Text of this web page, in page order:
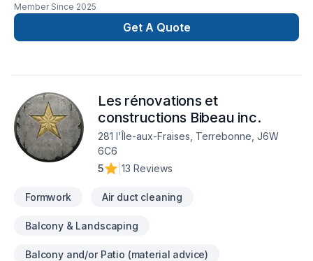
d’expérience dans la réparation de fissures de fondation,
l’imperméabilisation, l’abaissement de sous-sol, l’installation
de drains français et les travaux d’excavation de bâtiment.
de notre engagement afin de mieux vous accompagner et
répondre à vos besoins.
Member Since 2025
Get A Quote
Les rénovations et
constructions Bibeau inc.
281 l'Île-aux-Fraises, Terrebonne, J6W
6C6
5
13 Reviews
Formwork Air duct cleaning
Balcony & Landscaping
Balcony and/or Patio (material advice)